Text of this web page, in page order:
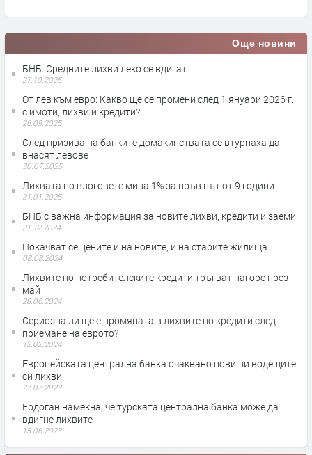
Още новини
БНБ: Средните лихви леко се вдигат
27.10.2025
От лев към евро: Какво ще се промени след 1 януари 2026 г.
с имоти, лихви и кредити?
26.09.2025
След призива на банките домакинствата се втурнаха да
внасят левове
30.07.2025
Лихвата по влоговете мина 1% за пръв път от 9 години
31.01.2025
БНБ с важна информация за новите лихви, кредити и заеми
31.12.2024
Покачват се цените и на новите, и на старите жилища
08.08.2024
Лихвите по потребителските кредити тръгват нагоре през
май
28.06.2024
Сериозна ли ще е промяната в лихвите по кредити след
приемане на еврото?
12.02.2024
Европейската централна банка очаквано повиши водещите
си лихви
27.07.2023
Ердоган намекна, че турската централна банка може да
вдигне лихвите
15.06.2023